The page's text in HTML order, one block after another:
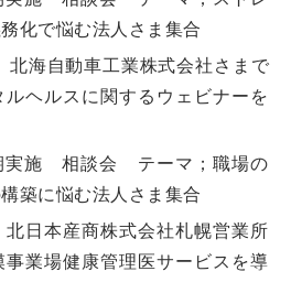
化で悩む法人さま集合
北海自動車工業株式会社さまで
ヘルスに関するウェビナーを
施 相談会 テーマ；職場の
築に悩む法人さま集合
北日本産商株式会社札幌営業所
業場健康管理医サービスを導